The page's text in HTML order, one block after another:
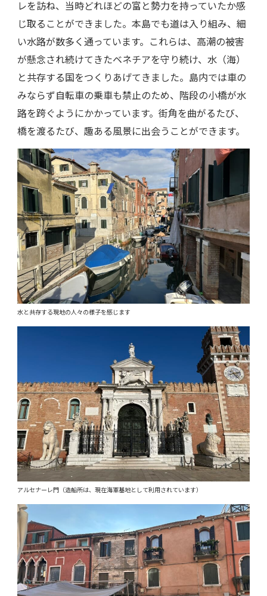
レを訪ね、当時どれほどの富と勢力を持っていたか感
じ取ることができました。本島でも道は入り組み、細
い水路が数多く通っています。これらは、高潮の被害
が懸念され続けてきたベネチアを守り続け、水（海）
と共存する国をつくりあげてきました。島内では車の
みならず自転車の乗車も禁止のため、階段の小橋が水
路を跨ぐようにかかっています。街角を曲がるたび、
橋を渡るたび、趣ある風景に出会うことができます。
水と共存する現地の人々の様子を感じます
アルセナーレ門（造船所は、現在海軍基地として利用されています）